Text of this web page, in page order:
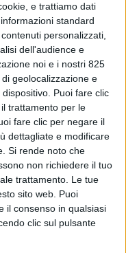
e trattiamo dati
standard
personalizzati,
dell'audience e
noi e i nostri 825
geolocalizzazione e
Puoi fare clic
trattamento per le
fare clic per negare il
dettagliate e modificare
Si rende noto che
non richiedere il tuo
trattamento. Le tue
sito web. Puoi
il consenso in qualsiasi
clic sul pulsante
per il